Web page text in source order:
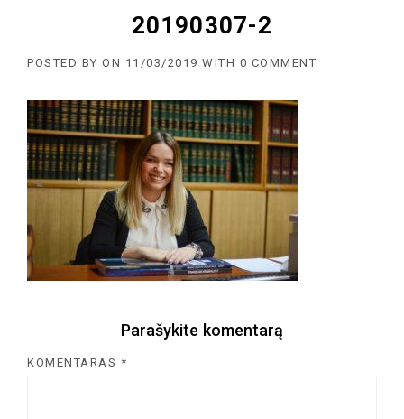
20190307-2
POSTED BY ON 11/03/2019 WITH 0 COMMENT
Parašykite komentarą
KOMENTARAS *